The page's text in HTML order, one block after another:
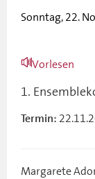
Sonntag, 22.
Vorlesen
1.
Termin:
Margarete